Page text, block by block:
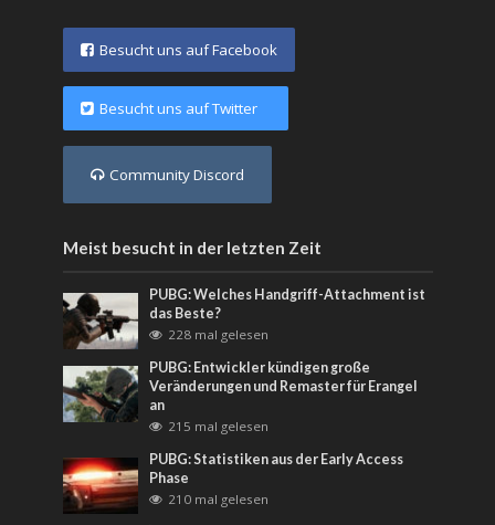
Besucht uns auf Facebook
Besucht uns auf Twitter
Community Discord
Meist besucht in der letzten Zeit
PUBG: Welches Handgriff-Attachment ist
das Beste?
228 mal gelesen
PUBG: Entwickler kündigen große
Veränderungen und Remaster für Erangel
an
215 mal gelesen
PUBG: Statistiken aus der Early Access
Phase
210 mal gelesen